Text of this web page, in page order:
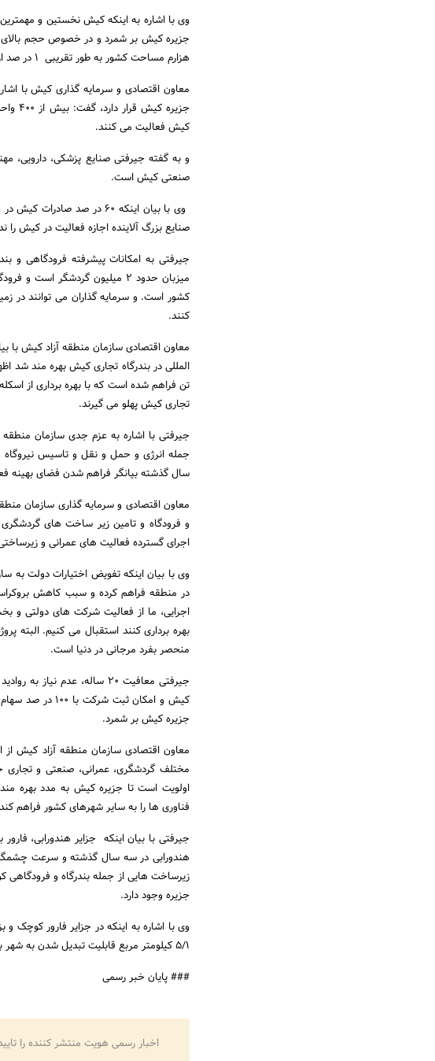
وی با اشاره به اینکه کیش نخستین و
جزیره کیش بر شمرد و در خصوص حجم
هزارم مساحت کشور به طور تقریبی 1 در صد از تولید نا خالص داخلی کل کشور را به خود اختصادص داده است.
معاون اقتصادی و سرمایه گذاری کیش با
کیش فعالیت می کنند.
و به گفته جیرفتی صنایع پزشکی، دارویی،
صنعتی کیش است.
وی با بیان اینکه 60 در
صنایع بزرگ آلاینده اجازه فعالیت در کیش
میزبان حدود 2 میلیون گردشگر
کشور است. و سرمایه گذاران می توانند در
کنند.
معاون اقتصادی سازمان منطقه آزاد کیش با
تجاری کیش پهلو می گیرند.
جیرفتی با اشاره به عزم جدی سازمان
جمله انرژی و حمل و نقل و تاسیس
سال گذشته بیانگر فراهم شدن فضای بهینه
معاون اقتصادی و سرمایه گذاری سازمان
و فرودگاه و تامین زیر ساخت های
اجرای گسترده فعالیت های عمرانی و
وی با بیان اینکه تفویض اختیارات دولت به
در منطقه فراهم کرده و سبب کاهش
اجرایی، ما از فعالیت شرکت های دولتی و
بهره برداری کنند استقبال می کنیم.
منحصر بفرد مرجانی در دنیا است.
جیرفتی معافیت 20 ساله،
کیش و امکان
جزیره کیش بر شمرد.
معاون اقتصادی سازمان منطقه آزاد کیش
مختلف گردشگری، عمرانی، صنعتی و تجاری
اولویت است تا جزیره کیش به مدد بهره
فناوری ها را به سایر شهرهای کشور فراهم
جیرفتی با بیان اینکه جزایر هندورابی،
هندورابی در سه سال گذشته و سرعت
زیرساخت هایی از جمله بندرگاه و
جزیره وجود دارد.
وی با اشاره به اینکه در جزایر فارور
5/1 کیلومتر مربع قابلیت تبدیل شدن به شهر بندری را دارد.
### پایان خبر رسمی
اخبار رسمی هویت منتشر کننده را